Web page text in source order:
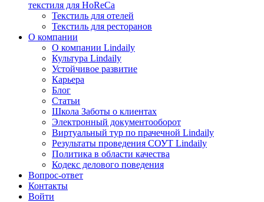
текстиля для HoReCa
Текстиль для отелей
Текстиль для ресторанов
О компании
О компании Lindaily
Культура Lindaily
Устойчивое развитие
Карьера
Блог
Статьи
Школа Заботы о клиентах
Электронный документооборот
Виртуальный тур по прачечной Lindaily
Результаты проведения СОУТ Lindaily
Политика в области качества
Кодекс делового поведения
Вопрос-ответ
Контакты
Войти